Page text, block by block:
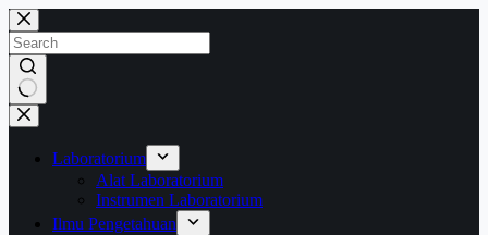
Skip
to
content
No
results
Laboratorium
Alat Laboratorium
Instrumen Laboratorium
Ilmu Pengetahuan